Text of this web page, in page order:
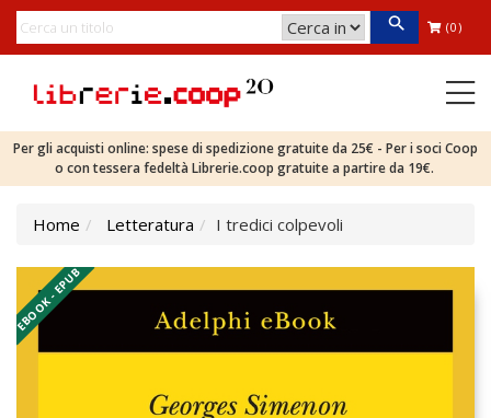
(0)
Per gli acquisti online: spese di spedizione gratuite da 25€ - Per i soci Coop
o con tessera fedeltà Librerie.coop gratuite a partire da 19€.
Home Letteratura I tredici colpevoli
EBOOK - EPUB